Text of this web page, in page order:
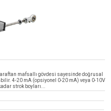
mafsallı gövdesi sayesinde doğrusal
4-20 mA (opsiyonel 0-20 mA) veya 0-10V
strok boyları...